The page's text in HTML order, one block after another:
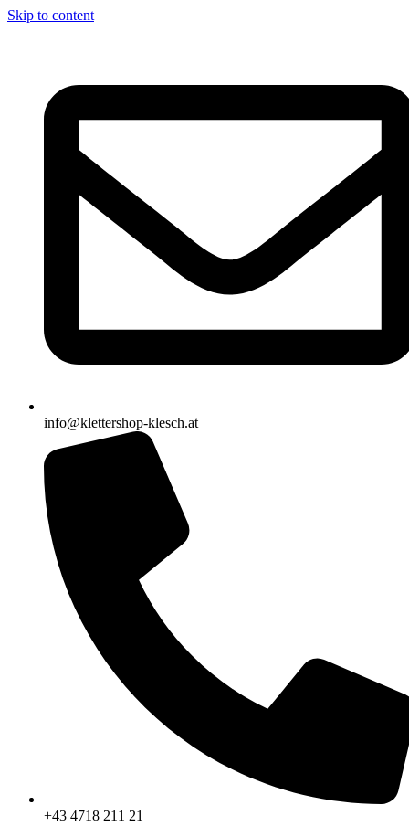
Skip to content
info@klettershop-klesch.at
+43 4718 211 21